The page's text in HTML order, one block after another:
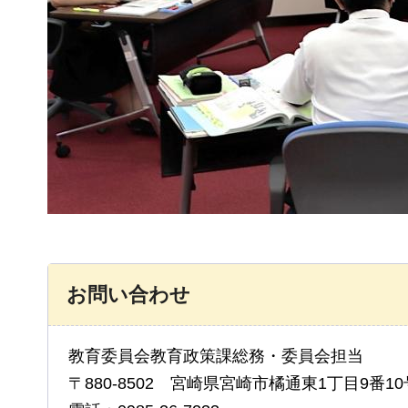
お問い合わせ
教育委員会教育政策課総務・委員会担当
〒880-8502 宮崎県宮崎市橘通東1丁目9番10